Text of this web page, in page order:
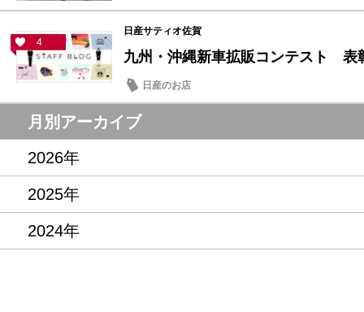
4
日産サティオ佐賀
九州・沖縄新車拡販コンテスト 表
日産のお店
月別アーカイブ
2026年
2025年
2024年